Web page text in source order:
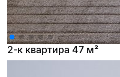
2-к квартира 47 м²